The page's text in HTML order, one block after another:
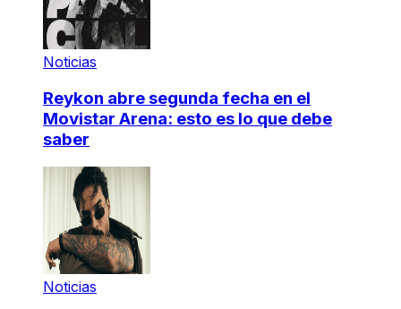
Noticias
Reykon abre segunda fecha en el
Movistar Arena: esto es lo que debe
saber
Noticias